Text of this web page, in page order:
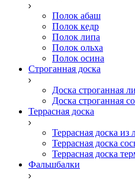
Полок абаш
Полок кедр
Полок липа
Полок ольха
Полок осина
Строганная доска
Доска строганная
Доска строганная
Террасная доска
Террасная доска
Террасная доска
Террасная доска
Фальшбалки